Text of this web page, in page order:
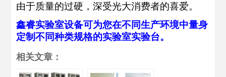
由于质量的过硬，深受光大消费者的喜爱。
鑫睿实验室设备可为您在不同生产环境中量身
定制不同种类规格的实验室实验台。
相关文章：